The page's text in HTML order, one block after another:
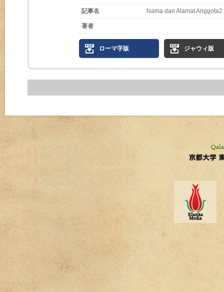
記事名 Nama dan Alamat
著者
ローマ字版 ジャウィ版